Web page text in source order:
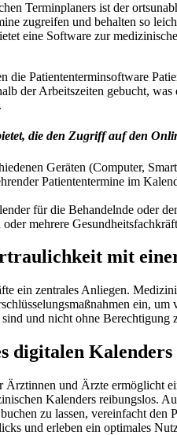
Terminplaners ist der
zugreifen und behalten so
eine Software zur
die Patiententerminsoftware
der Arbeitszeiten gebucht,
die den Zugriff auf den
Geräten (Computer,
Patiententermine im
für die Behandelnde oder
mehrere
mit
ein zentrales Anliegen.
ein,
und nicht ohne
digitalen Kalenders
und Ärzte ermöglicht
Kalenders reibungslos.
zu lassen, vereinfacht
und erleben ein optimales